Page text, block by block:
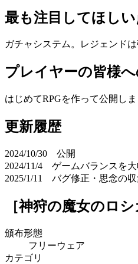
最も注目してほし
ガチャシステム。レジェンド
プレイヤーの皆様
はじめてRPGを作って公開し
更新履歴
2024/10/30 公開
2024/11/4 ゲームバランスを
2025/1/11 バグ修正・思念の
［神狩の魔女のロシ
頒布形態
フリーウェア
カテゴリ